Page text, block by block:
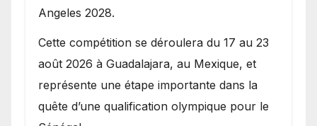
Angeles 2028.
Cette compétition se déroulera du 17 au 23
août 2026 à Guadalajara, au Mexique, et
représente une étape importante dans la
quête d’une qualification olympique pour le